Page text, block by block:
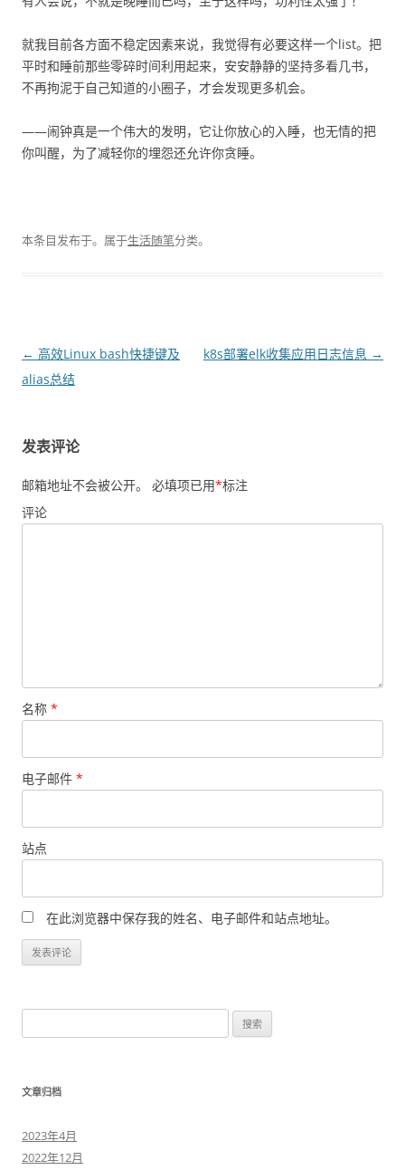
就我目前各方面不稳定因素来说，我觉得有必要这样一个list。把
平时和睡前那些零碎时间利用起来，安安静静的坚持多看几书，
不再拘泥于自己知道的小圈子，才会发现更多机会。
——闹钟真是一个伟大的发明，它让你放心的入睡，也无情的把
你叫醒，为了减轻你的埋怨还允许你贪睡。
本条目发布于。属于生活随笔分类。
文
章
← 高效Linux bash快捷键及
alias总结
k8s部署elk收集应用日志信息 →
发表评论
邮箱地址不会被公开。 必填项已用*标注
评论
名称 *
电子邮件 *
站点
在此浏览器中保存我的姓名、电子邮件和站点地址。
索
文章归档
2023年4月
2022年12月